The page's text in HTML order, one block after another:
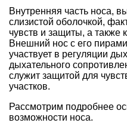
Внутренняя часть носа,
слизистой оболочкой,
чувств и защиты, а также
Внешний нос с его
участвует в регуляции
дыхательного
служит защитой для
участков.
Рассмотрим подробнее
возможности носа.